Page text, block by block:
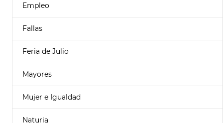
Empleo
Fallas
Feria de Julio
Mayores
Mujer e Igualdad
Naturia